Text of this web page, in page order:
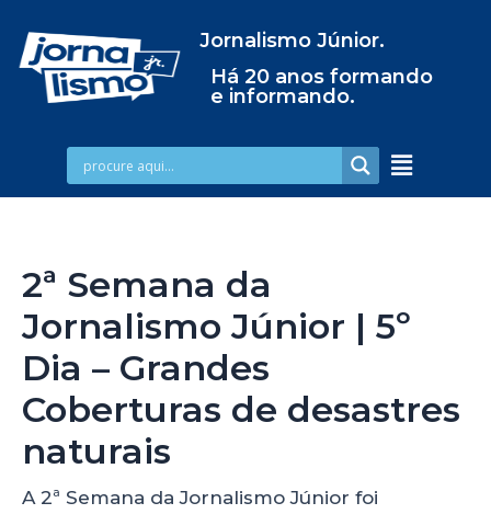
Jornalismo Júnior.
Há 20 anos formando
e informando.
2ª Semana da
Jornalismo Júnior | 5º
Dia – Grandes
Coberturas de desastres
naturais
A 2ª Semana da Jornalismo Júnior foi